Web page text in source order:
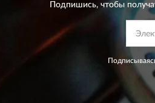
Подпишись, чтобы